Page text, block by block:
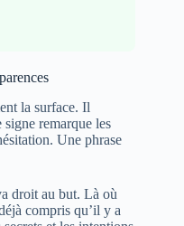
la surface. Il
signe remarque les
Une phrase
droit au but. Là où
compris qu’il y a